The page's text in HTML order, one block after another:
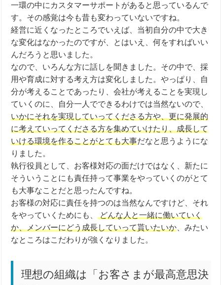
一環の中にカスタマーサポートがあると思っているんで
す。その感覚は今も昔も変わっていないですね。
経営に近くなったところでいえば、当初自分の中で大き
な変化はなかったのですが、とはいえ、何をすればいい
んだろうと思いました。
なので、いろんな方に話しを聞きました。その中で、採
用や育成に対する考え方は変化しました。やっぱり、自
分が考えることであったり、会社が考えることを実現し
ていくのに、自分一人でできるわけでは当然ないので、
いかにそれを実現していってくださる方や、更に発展的
に考えていってくださる方を集めていけたり、成長して
いける環境を作ることがとても大事だなと思うようにな
りました。
執行役員として、お客様対応の面だけではなく、新たに
そういうことにも責任持って事業をやっていくのがとて
も大事なことだと思ったんですね。
お客様の対応に責任を持つのは当然なんですけど、それ
をやっていくためにも、 どんな人と一緒に働いていく
か、メンバーにどう成長していって貰いたいか、みたい
なところはこだわりが強くなりました。
理想の組織は「お客さまが最高意思決